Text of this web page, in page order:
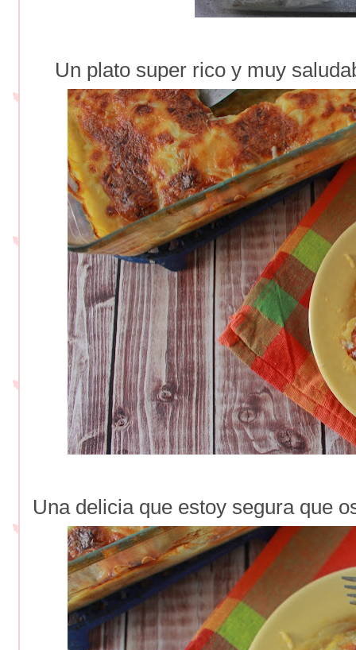
Un plato super rico y muy
Una delicia que estoy segura que